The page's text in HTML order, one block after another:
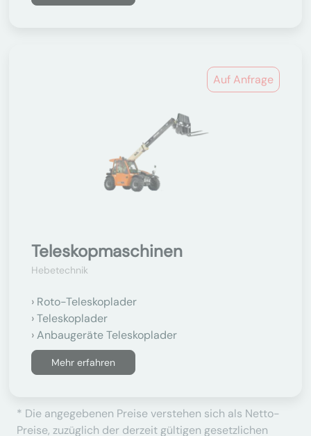
Auf Anfrage
Teleskopmaschinen
Hebetechnik
Roto-Teleskoplader
Teleskoplader
Anbaugeräte Teleskoplader
Mehr erfahren
* Die angegebenen Preise verstehen sich als Netto-
Preise, zuzüglich der derzeit gültigen gesetzlichen